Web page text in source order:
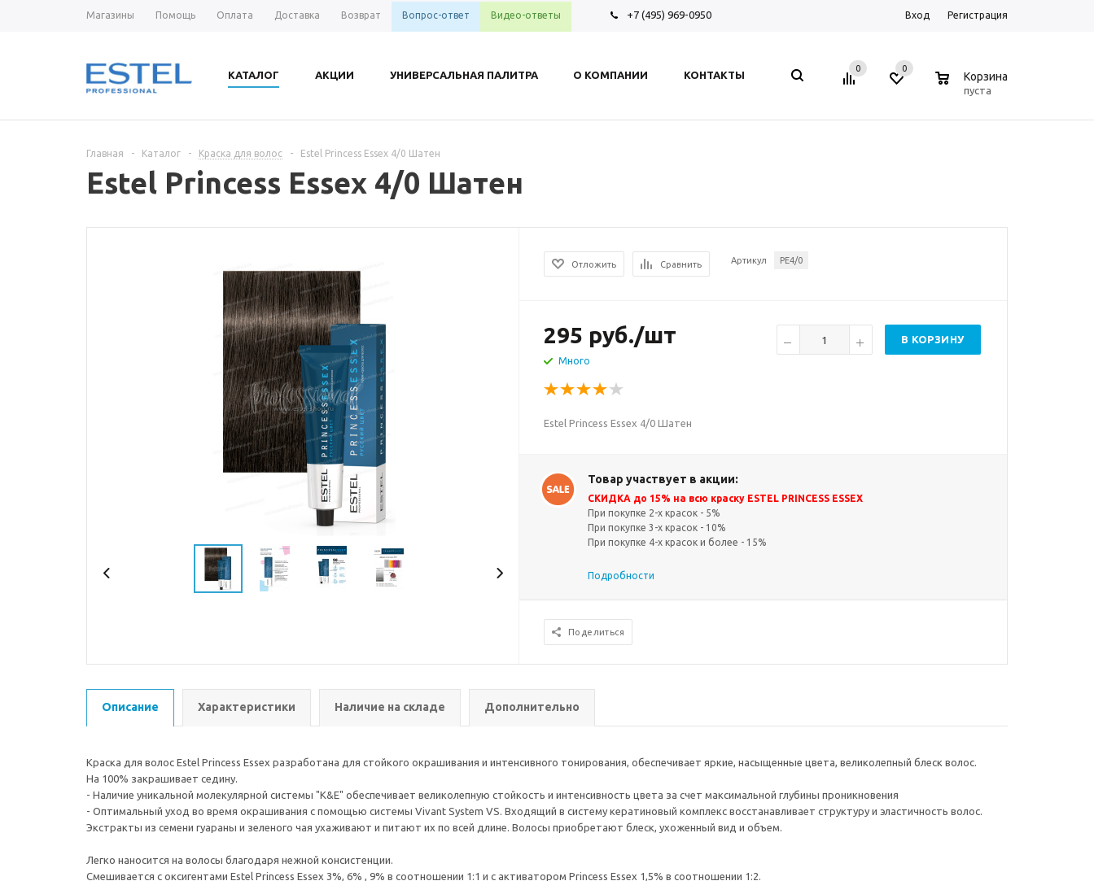
Магазины Помощь Оплата Доставка Возврат Вопрос-ответ Видео-ответы +7 (495) 969-0950 Вход Регистрация
КАТАЛОГ АКЦИИ УНИВЕРСАЛЬНАЯ ПАЛИТРА О КОМПАНИИ КОНТАКТЫ
0 0
Корзина
пуста
Главная - Каталог - Краска для волос - Estel Princess Essex 4/0 Шатен
Estel Princess Essex 4/0 Шатен
Отложить Сравнить Артикул PE4/0
295 руб./шт
Много
В КОРЗИНУ
Estel Princess Essex 4/0 Шатен
Товар участвует в акции:
СКИДКА до 15% на всю краску ESTEL PRINCESS ESSEX
При покупке 2-х красок - 5%
При покупке 3-х красок - 10%
При покупке 4-х красок и более - 15%
Подробности
Поделиться
Описание Характеристики Наличие на складе Дополнительно
Краска для волос Estel Princess Essex разработана для стойкого окрашивания и интенсивного тонирования, обеспечивает яркие, насыщенные цвета, великолепный блеск волос.
На 100% закрашивает седину.
- Наличие уникальной молекулярной системы "K&E" обеспечивает великолепную стойкость и интенсивность цвета за счет максимальной глубины проникновения
- Оптимальный уход во время окрашивания с помощью системы Vivant System VS. Входящий в систему кератиновый комплекс восстанавливает структуру и эластичность волос.
Экстракты из семени гуараны и зеленого чая ухаживают и питают их по всей длине. Волосы приобретают блеск, ухоженный вид и объем.
Легко наносится на волосы благодаря нежной консистенции.
Смешивается с оксигентами Estel Princess Essex 3%, 6% , 9% в соотношении 1:1 и с активатором Princess Essex 1,5% в соотношении 1:2.